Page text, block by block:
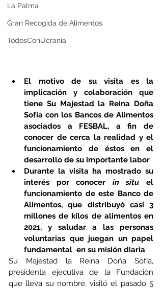
La Palma
Gran Recogida de Alimentos
TodosConUcrania
El motivo de su visita es la
implicación y colaboración que
tiene Su Majestad la Reina Doña
Sofía con los Bancos de Alimentos
asociados a FESBAL, a fin de
conocer de cerca la realidad y el
funcionamiento de éstos en el
desarrollo de su importante labor
Durante la visita ha mostrado su
interés por conocer in situ el
funcionamiento de este Banco de
Alimentos, que distribuyó casi 3
millones de kilos de alimentos en
2021, y saludar a las personas
voluntarias que juegan un papel
fundamental  en su misión diaria
Su Majestad la Reina Doña Sofía,
presidenta ejecutiva de la Fundación
que lleva su nombre, visitó el pasado 5